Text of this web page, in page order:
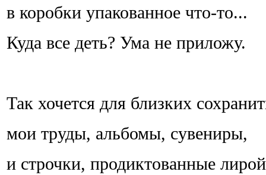
в коробки упакованное что-то...
Куда все деть? Ума не приложу.
Так хочется для близких
мои труды, альбомы, сувениры,
и строчки, продиктованные